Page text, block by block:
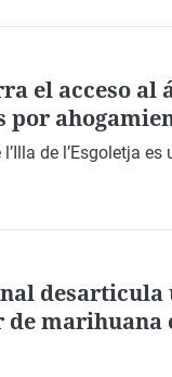
el acceso al
por
de l’Esgoletja
marihuana